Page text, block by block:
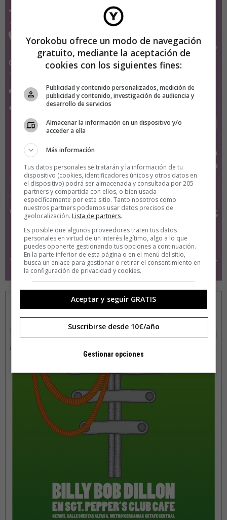
Yorokobu ofrece un modo de navegación
gratuito, mediante la aceptación de
cookies con los siguientes fines:
Publicidad y contenido personalizados, medición de
publicidad y contenido, investigación de audiencia y
desarrollo de servicios
Almacenar la información en un dispositivo y/o
acceder a ella
Más información
Tus datos personales se tratarán y la información de tu
dispositivo (cookies, identificadores únicos y otros datos en
el dispositivo) podrá ser almacenada y consultada por 205
partners y compartida con ellos, o bien usada
específicamente por este sitio. Tanto nosotros como
nuestros partners podemos usar datos precisos de
geolocalización. Lista de partners.
Es posible que algunos proveedores traten tus datos
personales en virtud de un interés legítimo, algo a lo que
puedes oponerte gestionando tus opciones a continuación.
En la parte inferior de esta página o en el menú del sitio,
busca un enlace para gestionar o retirar el consentimiento en
la configuración de privacidad y cookies.
Aceptar y seguir GRATIS
Suscribirse desde 10€/año
Gestionar opciones